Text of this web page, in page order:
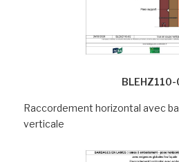
BLEHZ110-
Raccordement horizontal avec
verticale